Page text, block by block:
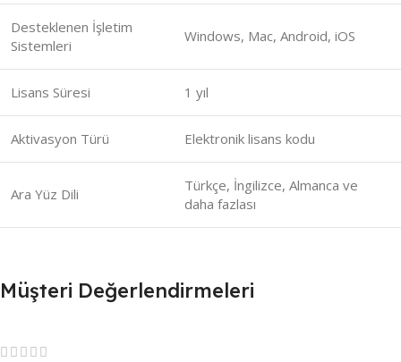
Desteklenen İşletim
Sistemleri
Windows, Mac, Android, iOS
Lisans Süresi 1 yıl
Aktivasyon Türü Elektronik lisans kodu
Ara Yüz Dili
Türkçe, İngilizce, Almanca ve
daha fazlası
Müşteri Değerlendirmeleri